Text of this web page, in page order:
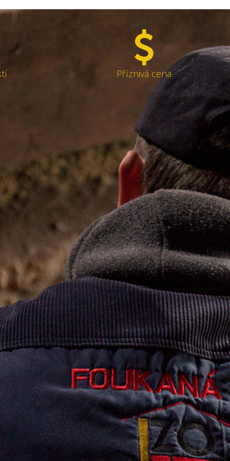
Příznivá cena